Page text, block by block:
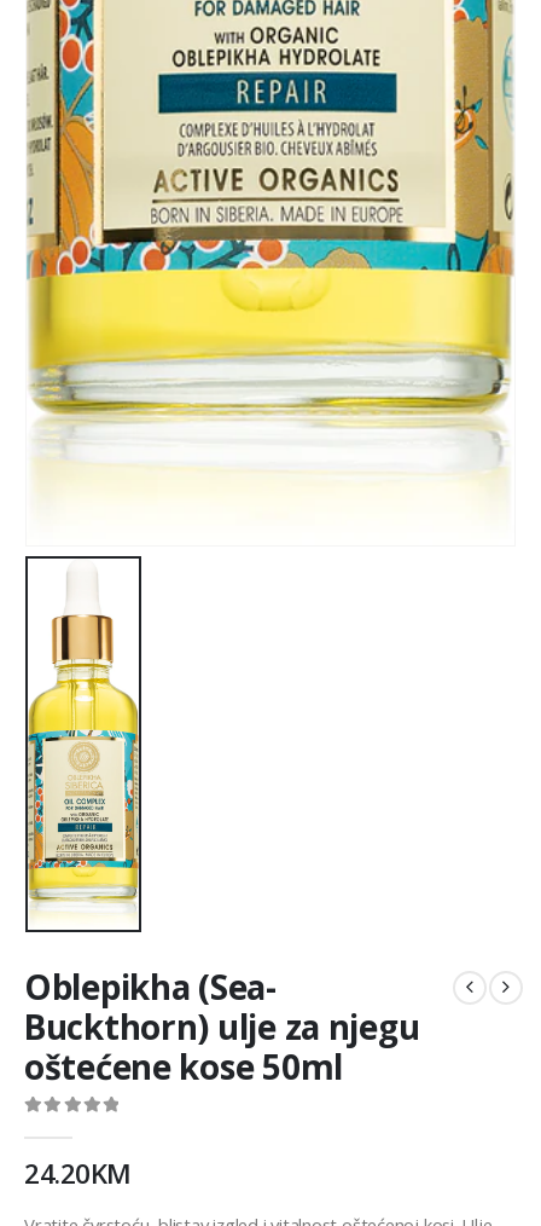
Oblepikha (Sea-
Buckthorn) ulje za njegu
oštećene kose 50ml
24.20KM